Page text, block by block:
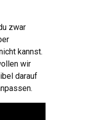
zwar
kannst.
wir
darauf